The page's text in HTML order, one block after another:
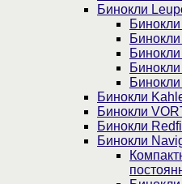
Бинокли
Бинокли
Бинокли
Бинокли
Бинокли